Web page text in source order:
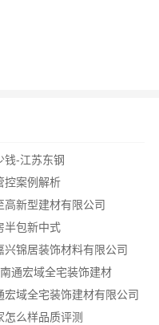
钱-江苏东钢
控案例解析
新型建材有限公司
半包新中式
锦居装饰材料有限公司
通宏域全宅装饰建材
域全宅装饰建材有限公司
么样品质评测